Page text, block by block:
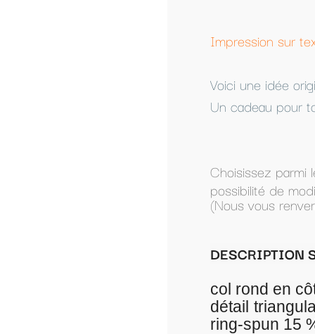
Impression sur textile personnalisé à partir
Voici une idée original pour faire passer un
Un cadeau pour toute la famille.
Choisissez parmi les modèles présentés, ou
possibilité de modifier un modèle présenté.
(Nous vous renverrons le modèle par mail
DESCRIPTION SWEAT FEMME SANS
col rond en côtes 2x2.
détail triangulaire en côtes et
ring-spun 15 % polyester molleton